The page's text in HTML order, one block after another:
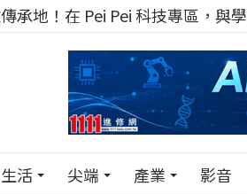
承地！在 Pei Pei 科技專區，與
生活 尖端 產業 影音